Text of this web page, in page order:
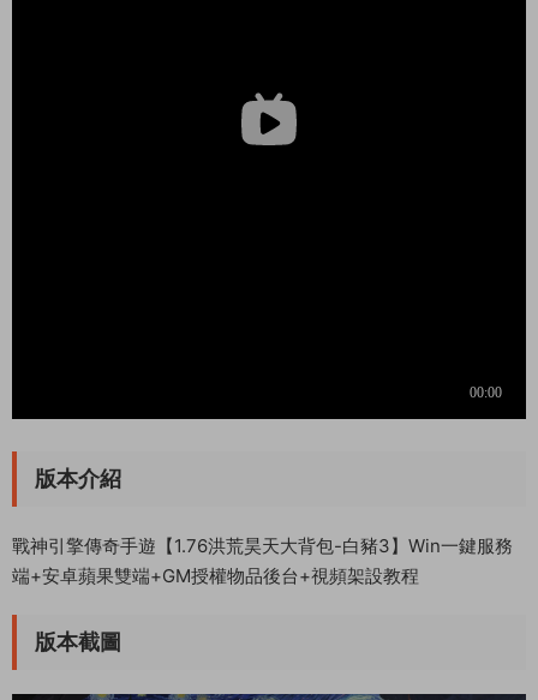
版本介紹
戰神引擎傳奇手遊【1.76洪荒昊天大背包-白豬3】Win一鍵服務
端+安卓蘋果雙端+GM授權物品後台+視頻架設教程
版本截圖